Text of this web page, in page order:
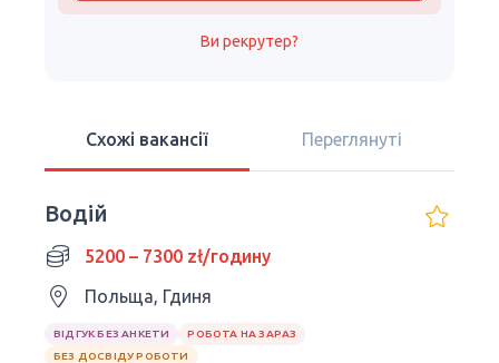
Ви рекрутер?
Схожі вакансії Переглянуті
Водій
5200 – 7300 zł/годину
Польща, Гдиня
ВІДГУК БЕЗ АНКЕТИ
РОБОТА НА ЗАРАЗ
БЕЗ ДОСВІДУ РОБОТИ